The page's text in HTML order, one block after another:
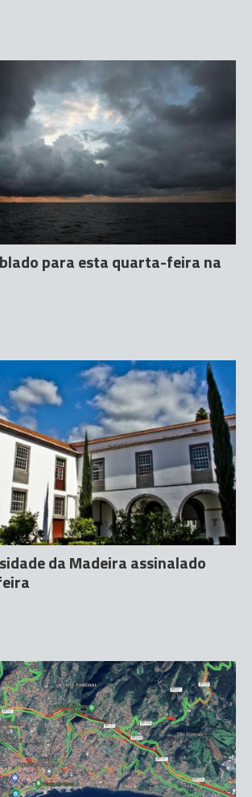
para esta quarta-feira na
da Madeira assinalado